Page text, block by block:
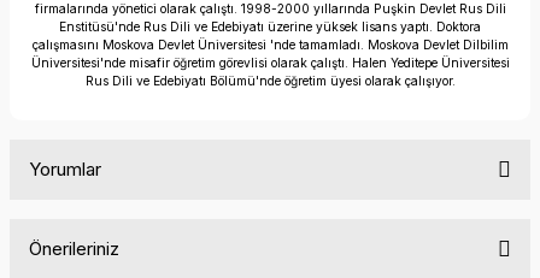
firmalarında yönetici olarak çalıştı. 1998-2000 yıllarında Puşkin Devlet Rus Dili
Enstitüsü'nde Rus Dili ve Edebiyatı üzerine yüksek lisans yaptı. Doktora
çalışmasını Moskova Devlet Üniversitesi 'nde tamamladı. Moskova Devlet Dilbilim
Üniversitesi'nde misafir öğretim görevlisi olarak çalıştı. Halen Yeditepe Üniversitesi
Rus Dili ve Edebiyatı Bölümü'nde öğretim üyesi olarak çalışıyor.
Yorumlar
Önerileriniz